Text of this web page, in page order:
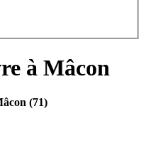
à Mâcon
(71)